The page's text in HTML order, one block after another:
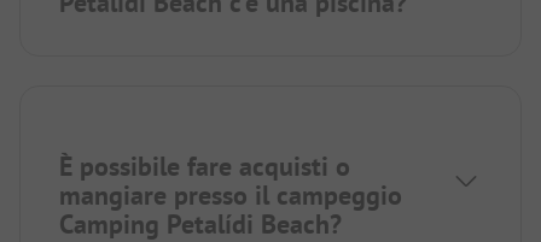
È possibile fare acquisti o
mangiare presso il campeggio
Camping Petalídi Beach?